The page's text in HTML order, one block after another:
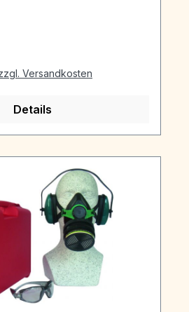
Versandkosten
Details